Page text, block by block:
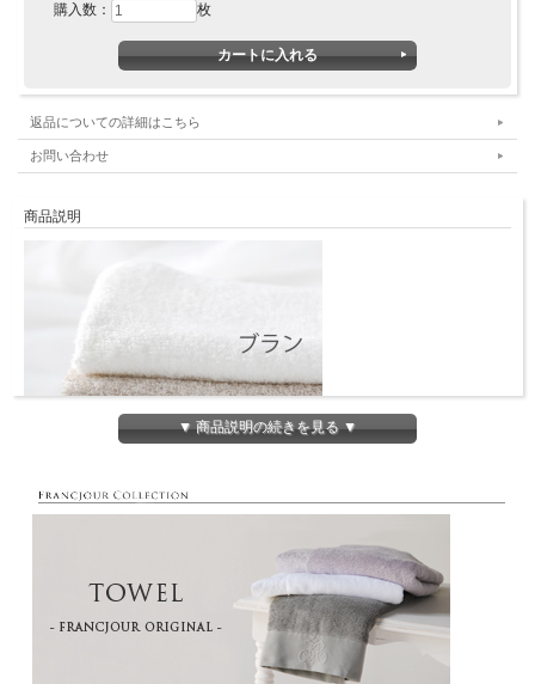
購入数： 枚
返品についての詳細はこちら
お問い合わせ
商品説明
パイル：100% リネン、グランド:100％ コットン（全体比
▼ 商品説明の続きを見る ▼